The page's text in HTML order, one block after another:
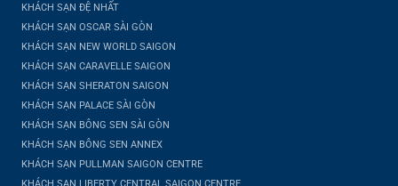
KHÁCH SẠN ĐỆ NHẤT
KHÁCH SẠN OSCAR SÀI GÒN
KHÁCH SẠN NEW WORLD SAIGON
KHÁCH SẠN CARAVELLE SAIGON
KHÁCH SẠN SHERATON SAIGON
KHÁCH SẠN PALACE SÀI GÒN
KHÁCH SẠN BÔNG SEN SÀI GÒN
KHÁCH SẠN BÔNG SEN ANNEX
KHÁCH SẠN PULLMAN SAIGON CENTRE
KHÁCH SẠN LIBERTY CENTRAL SAIGON CENTRE